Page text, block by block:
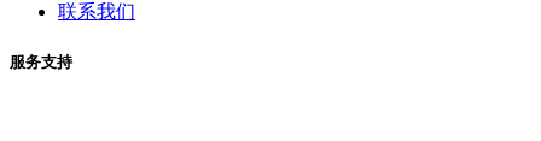
联系我们
服务支持